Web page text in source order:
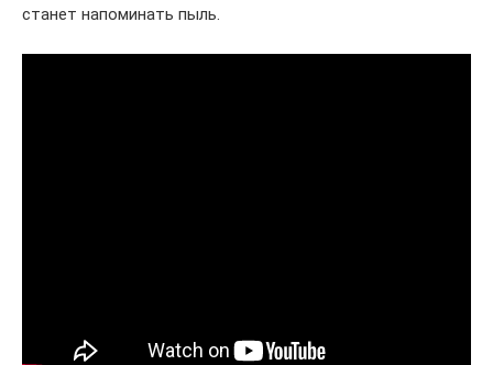
станет напоминать пыль.